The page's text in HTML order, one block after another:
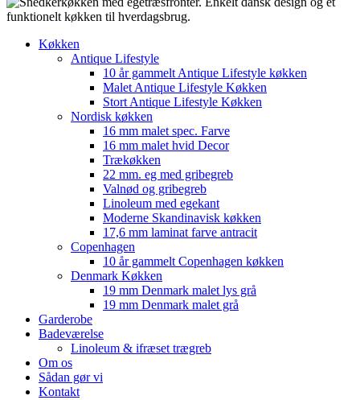
Køkken
Antique Lifestyle
10 år gammelt Antique Lifestyle køkken
Malet Antique Lifestyle Køkken
Stort Antique Lifestyle Køkken
Nordisk køkken
16 mm malet spec. Farve
16 mm malet hvid Decor
Trækøkken
22 mm. eg med gribegreb
Valnød og gribegreb
Linoleum med egekant
Moderne Skandinavisk køkken
17,6 mm laminat farve antracit
Copenhagen
10 år gammelt Copenhagen køkken
Denmark Køkken
19 mm Denmark malet lys grå
19 mm Denmark malet grå
Garderobe
Badeværelse
Linoleum & ifræset trægreb
Om os
Sådan gør vi
Kontakt